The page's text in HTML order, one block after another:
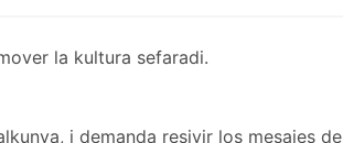
la kultura sefaradi.
i demanda resivir los mesajes de